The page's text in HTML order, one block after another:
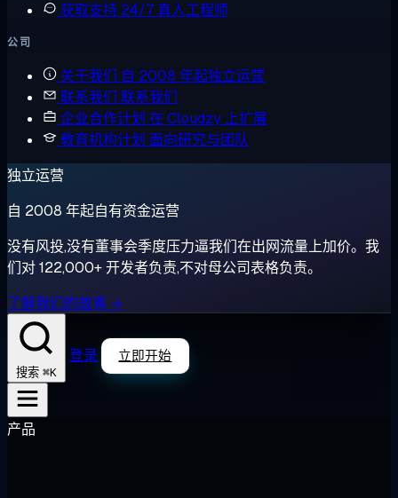
获取支持 24/7 真人工程师
公司
关于我们 自 2008 年起独立运营
联系我们 联系我们
企业合作计划 在 Cloudzy 上扩展
教育机构计划 面向研究与团队
独立运营
自 2008 年起自有资金运营
没有风投,没有董事会季度压力逼我们在出网流量上加价。我
们对 122,000+ 开发者负责,不对母公司表格负责。
了解我们的故事 →
搜索 ⌘K
登录 立即开始
产品